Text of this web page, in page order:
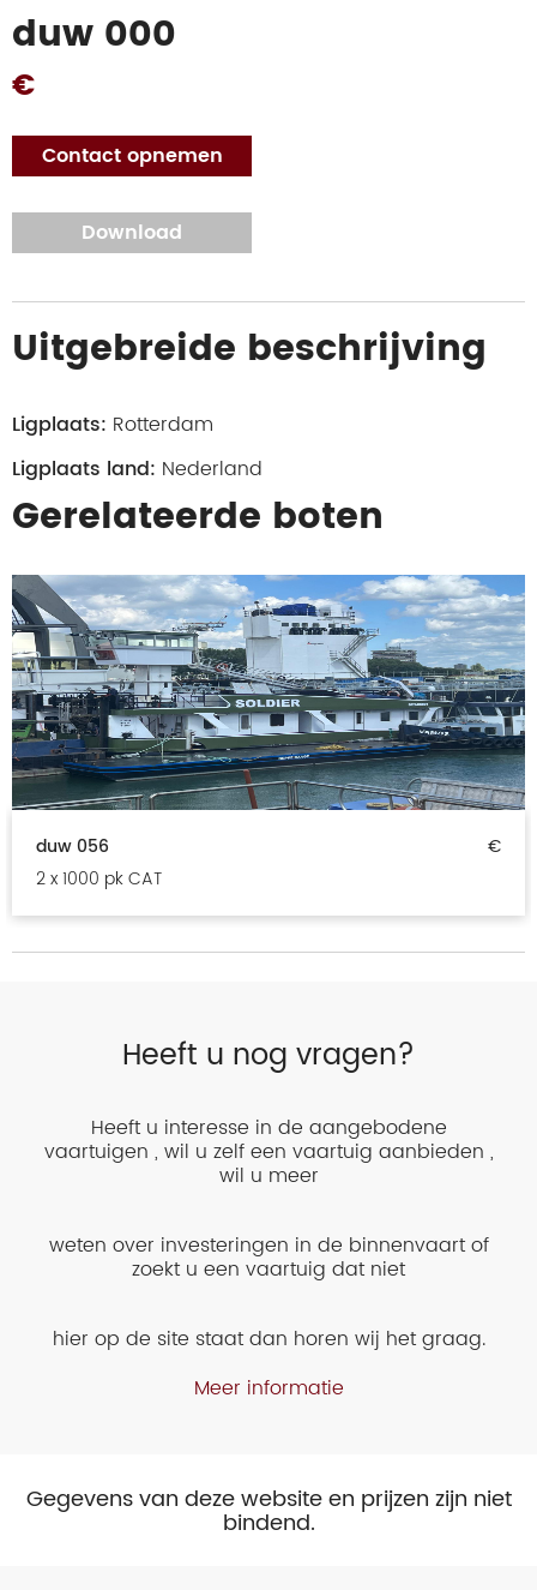
duw 000
€
Contact opnemen
Download
Uitgebreide beschrijving
Ligplaats: Rotterdam
Ligplaats land: Nederland
Schip type:duwboot
Gerelateerde boten
duw 056
€
2 x 1000 pk CAT
Heeft u nog vragen?
Heeft u interesse in de aangebodene
vaartuigen , wil u zelf een vaartuig aanbieden ,
wil u meer
weten over investeringen in de binnenvaart of
zoekt u een vaartuig dat niet
hier op de site staat dan horen wij het graag.
Meer informatie
Gegevens van deze website en prijzen zijn niet
bindend.